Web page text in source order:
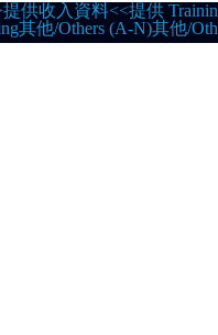
提供收入資料<<提供
其他/Others (A-N)其他/